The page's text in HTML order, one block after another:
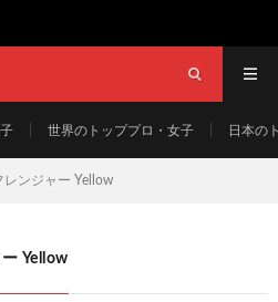
世界のトッププロ・女子 日本の
レンジャー Yellow
Yellow